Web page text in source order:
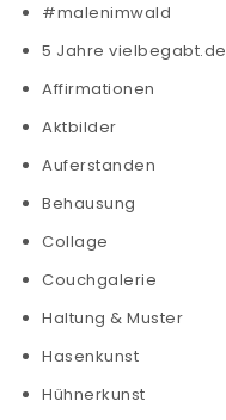
#malenimwald
5 Jahre vielbegabt.de
Affirmationen
Aktbilder
Auferstanden
Behausung
Collage
Couchgalerie
Haltung & Muster
Hasenkunst
Hühnerkunst